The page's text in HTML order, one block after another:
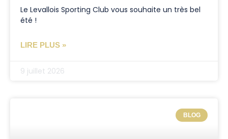
Le Levallois Sporting Club vous souhaite un très bel
été !
LIRE PLUS »
9 juillet 2026
BLOG